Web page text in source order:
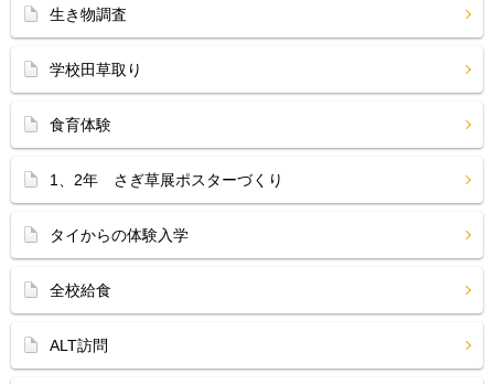
生き物調査
学校田草取り
食育体験
1、2年 さぎ草展ポスターづくり
タイからの体験入学
全校給食
ALT訪問